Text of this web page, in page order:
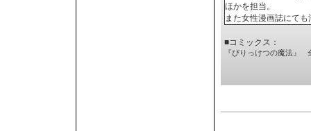
ほかを担当。
また女性漫画誌にても
■コミックス：
『びりっけつの魔法』